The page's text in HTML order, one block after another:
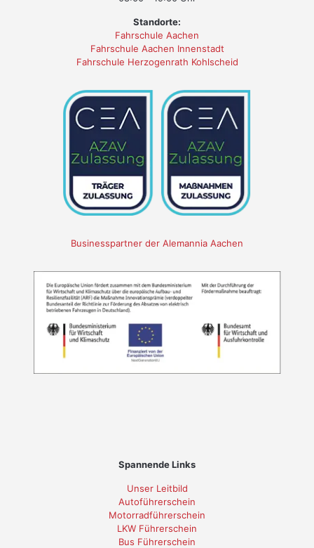
Standorte:
Fahrschule Aachen
Fahrschule Aachen Innenstadt
Fahrschule Herzogenrath Kohlscheid
Businesspartner der Alemannia Aachen
Spannende Links
Unser Leitbild
Autoführerschein
Motorradführerschein
LKW Führerschein
Bus Führerschein